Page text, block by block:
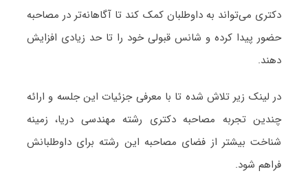
دکتری می‌تواند به داوطلبان کمک کند تا آگاهانه‌تر در مصاحبه
حضور پیدا کرده و شانس قبولی خود را تا حد زیادی افزایش
دهند.
در لینک زیر تلاش شده تا با معرفی جزئیات این جلسه و ارائه
چندین تجربه مصاحبه دکتری رشته مهندسی دریا، زمینه
شناخت بیشتر از فضای مصاحبه این رشته برای داوطلبانش
فراهم شود.